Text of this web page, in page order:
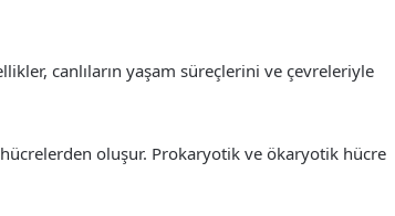
canlıların yaşam süreçlerini ve çevreleriyle
oluşur. Prokaryotik ve ökaryotik hücre